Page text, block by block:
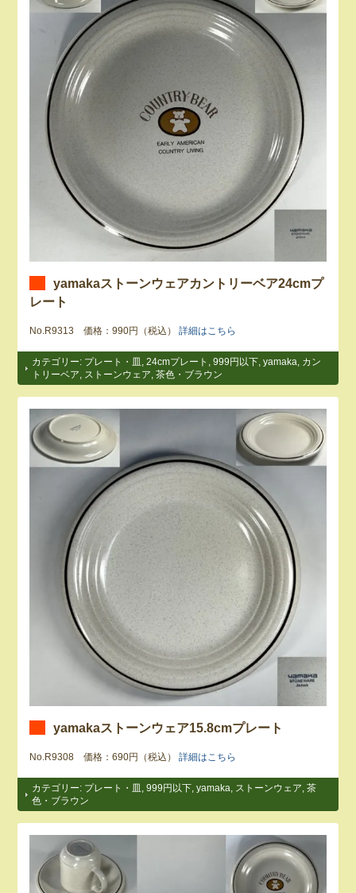
yamakaストーンウェアカントリーベア24cmプ
レート
No.R9313 価格：990円（税込）詳細はこちら
カテゴリー: プレート・皿 ,24cmプレート ,999円以下 ,yamaka
カン
トリーベア
ストーンウェア ,茶色・ブラウン
yamakaストーンウェア15.8cmプレート
No.R9308 価格：690円（税込）詳細はこちら
カテゴリー: プレート・皿 ,999円以下 ,yamaka ストーンウェア ,茶
色・ブラウン